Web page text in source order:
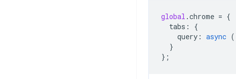
global .chrome = {
tabs :
{
query : async
}
};